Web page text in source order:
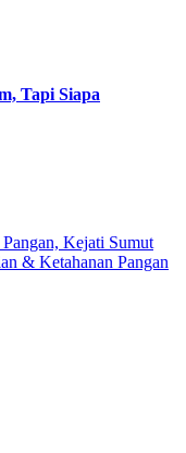
Tapi Siapa
Kejati Sumut
& Ketahanan Pangan